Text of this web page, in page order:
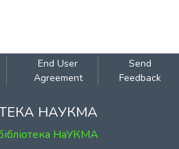
End User
Agreement
Send
Feedback
НАУКМА
НаУКМА